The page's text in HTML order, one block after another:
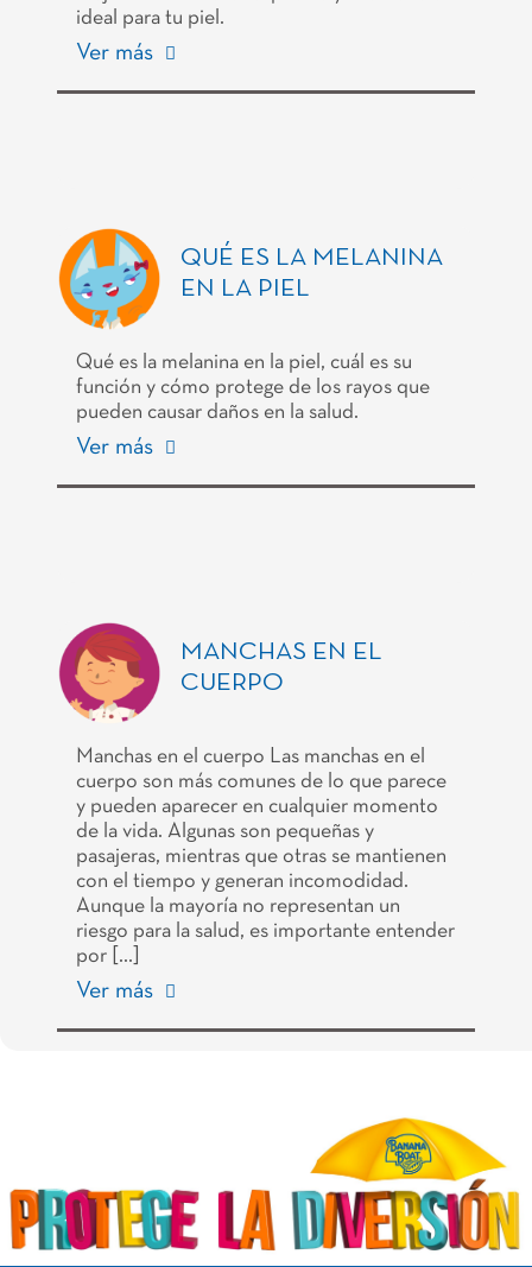
ideal para tu piel.
Ver más
QUÉ ES LA MELANINA
EN LA PIEL
Qué es la melanina en la piel, cuál es su
función y cómo protege de los rayos que
pueden causar daños en la salud.
Ver más
MANCHAS EN EL
CUERPO
Manchas en el cuerpo Las manchas en el
cuerpo son más comunes de lo que parece
y pueden aparecer en cualquier momento
de la vida. Algunas son pequeñas y
pasajeras, mientras que otras se mantienen
con el tiempo y generan incomodidad.
Aunque la mayoría no representan un
riesgo para la salud, es importante entender
por […]
Ver más